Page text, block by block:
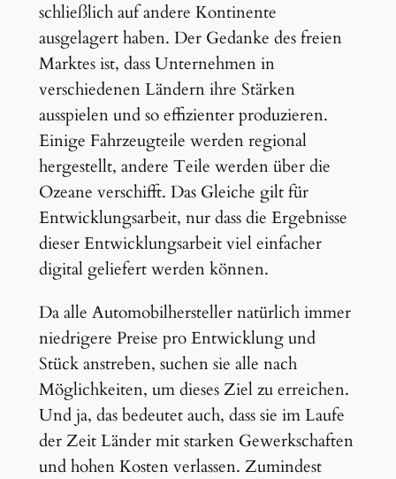
schließlich auf andere Kontinente
ausgelagert haben. Der Gedanke des freien
Marktes ist, dass Unternehmen in
verschiedenen Ländern ihre Stärken
ausspielen und so effizienter produzieren.
Einige Fahrzeugteile werden regional
hergestellt, andere Teile werden über die
Ozeane verschifft. Das Gleiche gilt für
Entwicklungsarbeit, nur dass die Ergebnisse
dieser Entwicklungsarbeit viel einfacher
digital geliefert werden können.
Da alle Automobilhersteller natürlich immer
niedrigere Preise pro Entwicklung und
Stück anstreben, suchen sie alle nach
Möglichkeiten, um dieses Ziel zu erreichen.
Und ja, das bedeutet auch, dass sie im Laufe
der Zeit Länder mit starken Gewerkschaften
und hohen Kosten verlassen. Zumindest